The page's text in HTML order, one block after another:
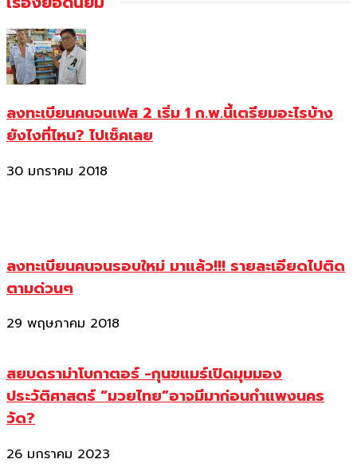
ลงทะเบียนคนจนเฟส 2 เริ่ม 1 ก.พ.นี้เตรียมอะไรบ้าง
ยังไงที่ไหน? ไปเช็คเลย
30 มกราคม 2018
ลงทะเบียนคนจนรอบใหม่ มาแล้ว!!! รายละเอียดไปติด
ตามด่วนๆ
29 พฤษภาคม 2018
สยบดราม่าโบกาตอร์ -กุนขแมร์เปิดมุมมอง
ประวัติศาสตร์ “มวยไทย”อาจมีมาก่อนกำแพงนคร
วัด?
26 มกราคม 2023